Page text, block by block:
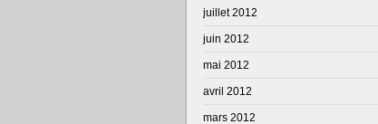
juillet 2012
juin 2012
mai 2012
avril 2012
mars 2012